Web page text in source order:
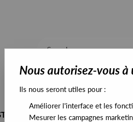
ALL STOCK
Nous autorisez-vous à
Ils nous seront utiles pour :
Améliorer l'interface et les
Mesurer les campagnes